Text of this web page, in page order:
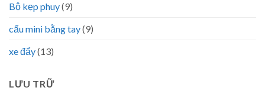
Bộ kẹp phuy(9)
cẩu mini bằng tay(9)
xe đẩy(13)
LƯU TRỮ